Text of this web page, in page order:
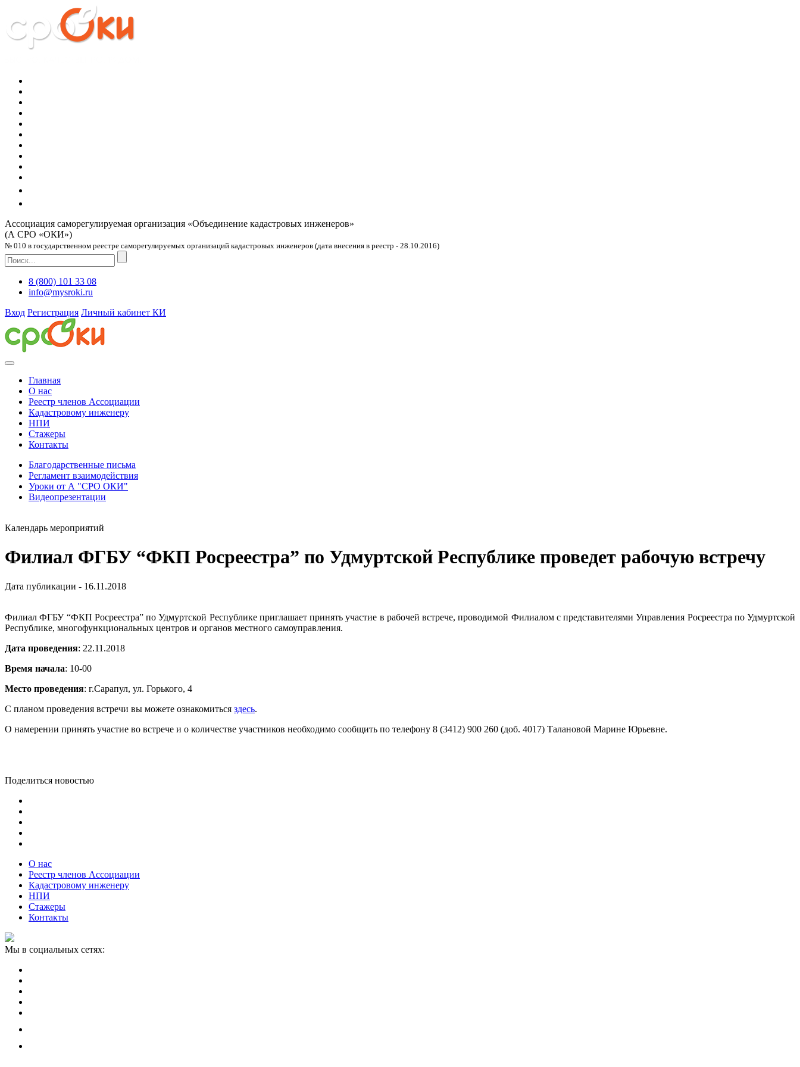
Ассоциация саморегулируемая организация «Объединение кадастровых инженеров»
(А СРО «ОКИ»)
№ 010 в государственном реестре саморегулируемых организаций кадастровых инженеров (дата внесения в реестр - 28.10.2016)
8 (800) 101 33 08
info@mysroki.ru
Вход Регистрация Личный кабинет КИ
Главная
О нас
Реестр членов Ассоциации
Кадастровому инженеру
НПИ
Стажеры
Контакты
Благодарственные письма
Регламент взаимодействия
Уроки от А "СРО ОКИ"
Видеопрезентации
Календарь мероприятий
Филиал ФГБУ “ФКП Росреестра” по Удмуртской Республике проведет рабочую встречу
Дата публикации - 16.11.2018
Филиал ФГБУ “ФКП Росреестра” по Удмуртской Республике приглашает принять участие в рабочей встрече, проводимой Филиалом с представителями Управления Росреестра по Удмуртской
Республике, многофункциональных центров и органов местного самоуправления.
Дата проведения: 22.11.2018
Время начала: 10-00
Место проведения: г.Сарапул, ул. Горького, 4
С планом проведения встречи вы можете ознакомиться здесь.
О намерении принять участие во встрече и о количестве участников необходимо сообщить по телефону 8 (3412) 900 260 (доб. 4017) Талановой Марине Юрьевне.
Поделиться новостью
О нас
Реестр членов Ассоциации
Кадастровому инженеру
НПИ
Стажеры
Контакты
Мы в социальных сетях: